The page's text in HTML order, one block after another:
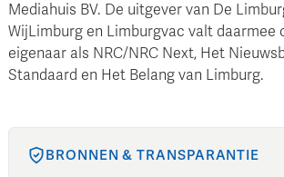
Mediahuis BV. De uitgever van De
WijLimburg en Limburgvac valt daarmee
eigenaar als NRC/NRC Next, Het
Standaard en Het Belang van Limburg.
BRONNEN & TRANSPARANTIE